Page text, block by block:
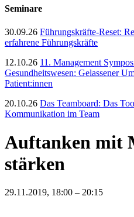
Seminare
30.09.26 Führungskräfte-Reset:
erfahrene Führungskräfte
12.10.26 11. Management
Gesundheitswesen: Gelassener
Patient:innen
20.10.26 Das Teamboard: Das
Kommunikation im Team
Auftanken mit
stärken
29.11.2019, 18:00 – 20:15